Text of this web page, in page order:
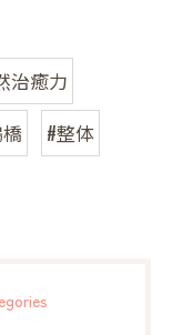
治癒力
#整体